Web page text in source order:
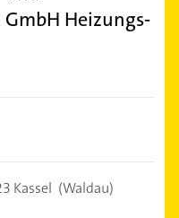
Heizungs-
Kassel (Waldau)